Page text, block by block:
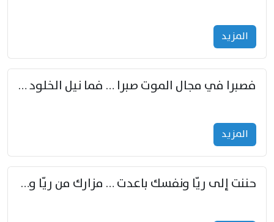
المزید
فصبرا في مجال الموت صبرا … فما نيل الخلود بمستطاع
المزید
حننت إلى ريّا ونفسك باعدت … مزارك من ريّا وشعباكما معا